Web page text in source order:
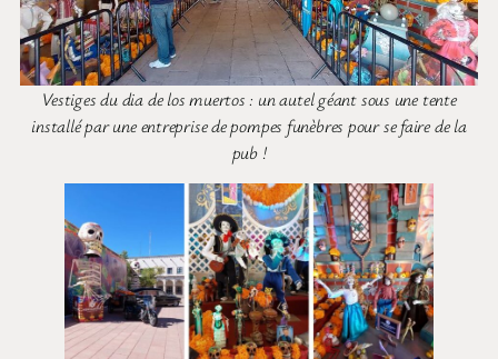
Vestiges du dia de los muertos : un autel géant sous une tente
installé par une entreprise de pompes funèbres pour se faire de la
pub !